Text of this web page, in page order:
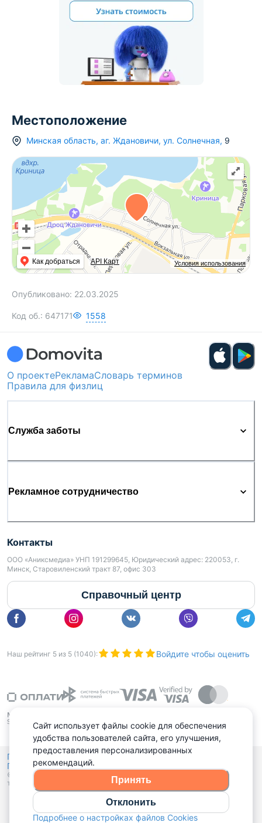
Местоположение
Минская область, аг. Ждановичи, ул. Солнечная, 9
Условия использования
Как добраться API Карт
Опубликовано: 22.03.2025
Код об.: 647171 1558
О проектеРекламаСловарь терминов
Правила для физлиц
Служба заботы
Рекламное сотрудничество
Контакты
ООО «Аниксмедиа» УНП 191299645, Юридический адрес: 220053, г.
Минск, Старовиленский тракт 87, офис 303
Справочный центр
Наш рейтинг 5 из 5 (1040): Войдите чтобы оценить
Политика конфиденциальности,
Политика обработки файлов куки
© 2015 - 2026, Domovita.by. Копирование материалов допускается
только при наличии активной ссылки.
Сайт использует файлы cookie для обеспечения
удобства пользователей сайта, его улучшения,
предоставления персонализированных
рекомендаций.
Принять
Отклонить
Подробнее о настройках файлов Cookies